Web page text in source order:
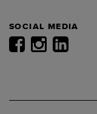
SOCIAL MEDIA